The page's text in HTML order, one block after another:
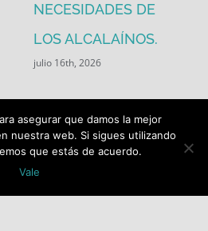
NECESIDADES DE
LOS ALCALAÍNOS.
julio 16th, 2026
asegurar que damos la mejor
nuestra web. Si sigues utilizando
que estás de acuerdo.
Vale